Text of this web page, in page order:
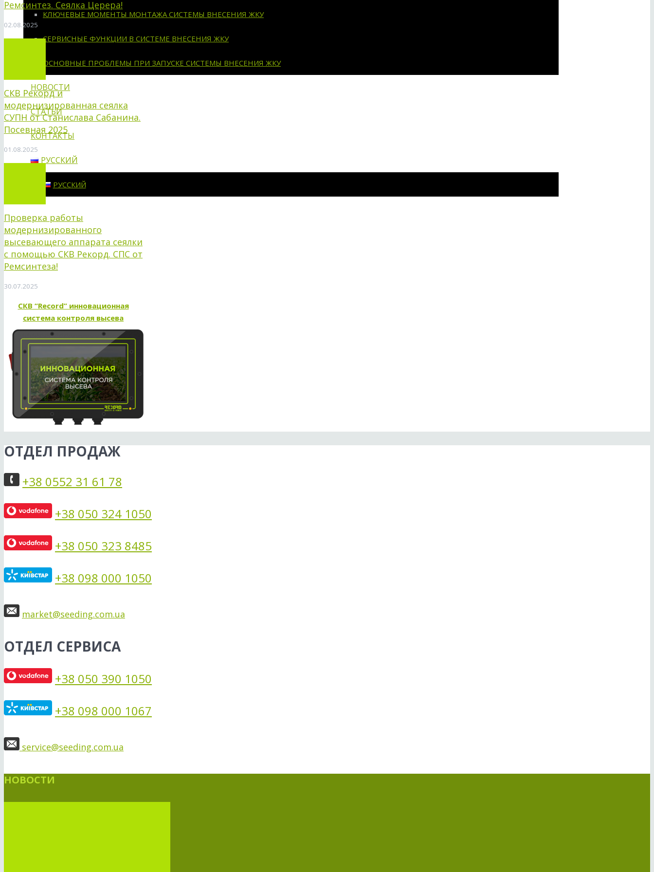
КЛЮЧЕВЫЕ МОМЕНТЫ МОНТАЖА СИСТЕМЫ ВНЕСЕНИЯ ЖКУ
СЕРВИСНЫЕ ФУНКЦИИ В СИСТЕМЕ ВНЕСЕНИЯ ЖКУ
ОСНОВНЫЕ ПРОБЛЕМЫ ПРИ ЗАПУСКЕ СИСТЕМЫ ВНЕСЕНИЯ ЖКУ
НОВОСТИ
СТАТЬИ
КОНТАКТЫ
РУССКИЙ
РУССКИЙ
Ремсинтез. Сеялка Церера!
02.08.2025
СКВ Рекорд и
модернизированная сеялка
СУПН от Станислава Сабанина.
Посевная 2025
01.08.2025
Проверка работы
модернизированного
высевающего аппарата сеялки
с помощью СКВ Рекорд. СПС от
Ремсинтеза!
30.07.2025
СКВ “Record” инновационная
система контроля высева
ОТДЕЛ ПРОДАЖ
+38 0552 31 61 78
+38 050 324 1050
+38 050 323 8485
+38 098 000 1050
market@seeding.com.ua
ОТДЕЛ СЕРВИСА
+38 050 390 1050
+38 098 000 1067
service@seeding.com.ua
НОВОСТИ